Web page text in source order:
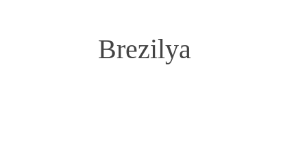
Brezilya